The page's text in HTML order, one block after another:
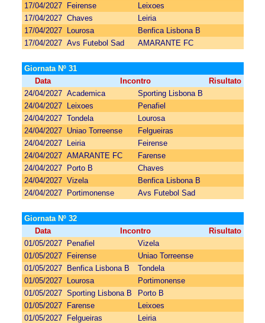
17/04/2027
Feirense
Leixoes
17/04/2027 Chaves
Leiria
17/04/2027
Lourosa
Benfica Lisbona B
17/04/2027 Avs Futebol Sad AMARANTE FC
Giornata Nº 31
Data
Incontro
Risultato
24/04/2027 Academica
Sporting Lisbona B
24/04/2027
Leixoes
Penafiel
24/04/2027 Tondela
Lourosa
24/04/2027
Uniao Torreense
Felgueiras
24/04/2027
Leiria
Feirense
24/04/2027 AMARANTE FC
Farense
24/04/2027
Porto B
Chaves
24/04/2027 Vizela
Benfica Lisbona B
24/04/2027
Portimonense Avs Futebol Sad
Giornata Nº 32
Data
Incontro
Risultato
01/05/2027
Penafiel
Vizela
01/05/2027
Feirense
Uniao Torreense
01/05/2027
Benfica Lisbona B
Tondela
01/05/2027
Lourosa
Portimonense
01/05/2027 Sporting Lisbona B
Porto B
01/05/2027
Farense
Leixoes
01/05/2027
Felgueiras
Leiria